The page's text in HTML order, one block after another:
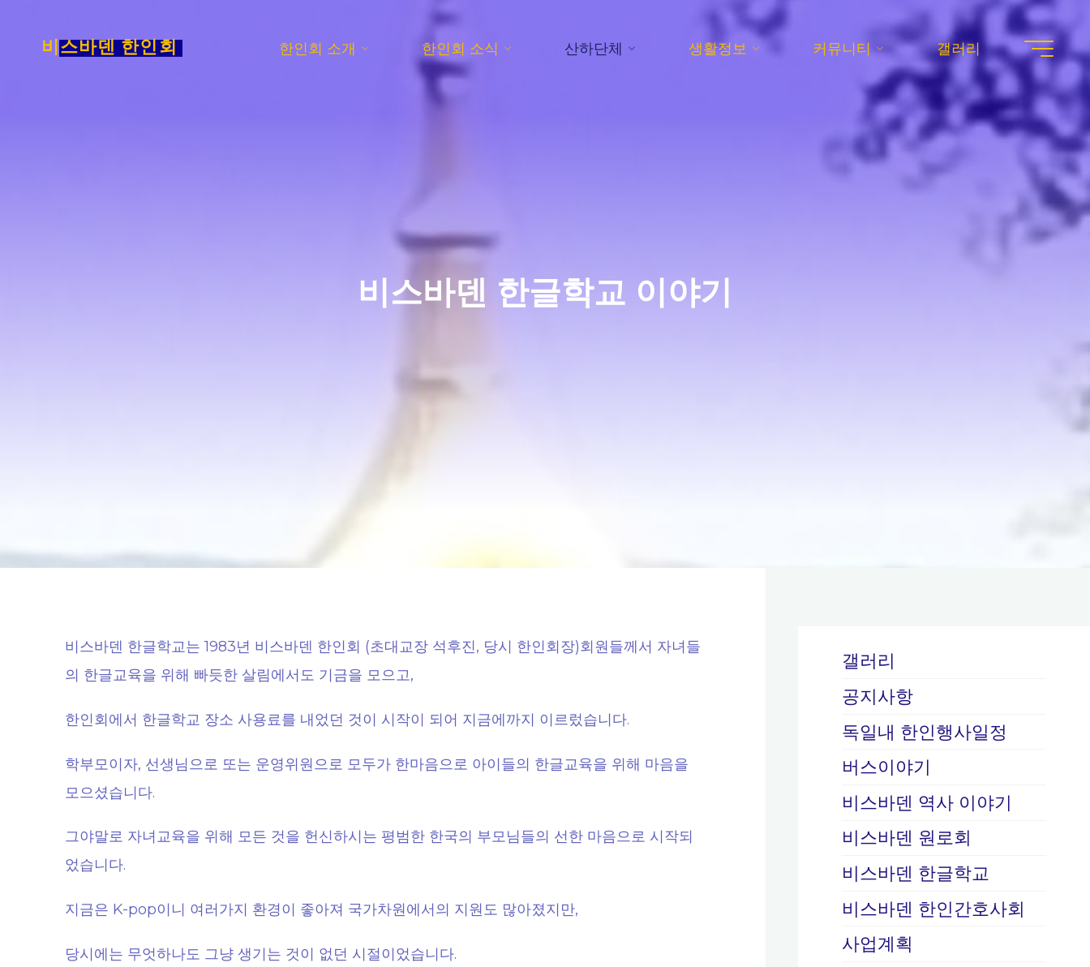
비스바덴 한인회 한인회 소개 한인회 소식 산하단체 생활정보 커뮤니티 갤러리
비스바덴 한글학교 이야기
비스바덴 한글학교는 1983년 비스바덴 한인회 (초대교장 석후진, 당시 한인회장)회원들께서 자녀들
의 한글교육을 위해 빠듯한 살림에서도 기금을 모으고,
한인회에서 한글학교 장소 사용료를 내었던 것이 시작이 되어 지금에까지 이르렀습니다.
학부모이자, 선생님으로 또는 운영위원으로 모두가 한마음으로 아이들의 한글교육을 위해 마음을
모으셨습니다.
그야말로 자녀교육을 위해 모든 것을 헌신하시는 평범한 한국의 부모님들의 선한 마음으로 시작되
었습니다.
지금은 K-pop이니 여러가지 환경이 좋아져 국가차원에서의 지원도 많아졌지만,
당시에는 무엇하나도 그냥 생기는 것이 없던 시절이었습니다.
갤러리
공지사항
독일내 한인행사일정
버스이야기
비스바덴 역사 이야기
비스바덴 원로회
비스바덴 한글학교
비스바덴 한인간호사회
사업계획